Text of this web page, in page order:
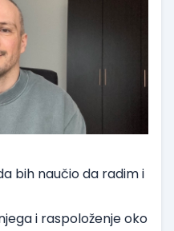
bih naučio da radim i
i raspoloženje oko